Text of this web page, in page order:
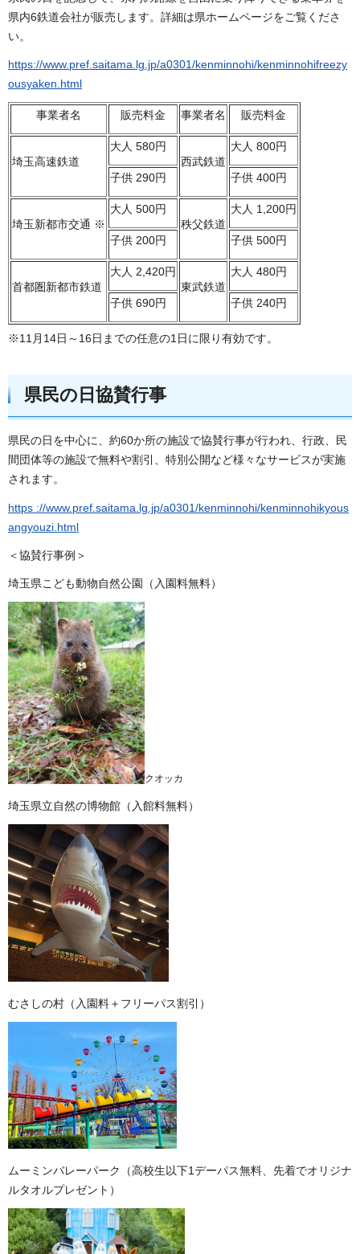
県内6鉄道会社が販売します。詳細は県ホームページをご覧くださ
い。
https://www.pref.saitama.lg.jp/a0301/kenminnohi/kenminnohifreezy
ousyaken.html
事業者名 販売料金 事業者名 販売料金
埼玉高速鉄道
大人 580円
西武鉄道
大人 800円
子供 290円 子供 400円
埼玉新都市交通 ※
大人 500円
秩父鉄道
大人 1,200円
子供 200円 子供 500円
首都圏新都市鉄道
大人 2,420円
東武鉄道
大人 480円
子供 690円 子供 240円
※11月14日～16日までの任意の1日に限り有効です。
県民の日協賛行事
県民の日を中心に、約60か所の施設で協賛行事が行われ、行政、民
間団体等の施設で無料や割引、特別公開など様々なサービスが実施
されます。
https ://www.pref.saitama.lg.jp/a0301/kenminnohi/kenminnohikyous
angyouzi.html
＜協賛行事例＞
埼玉県こども動物自然公園（入園料無料）
クオッカ
埼玉県立自然の博物館（入館料無料）
むさしの村（入園料＋フリーパス割引）
ムーミンバレーパーク（高校生以下1デーパス無料、先着でオリジナ
ルタオルプレゼント）